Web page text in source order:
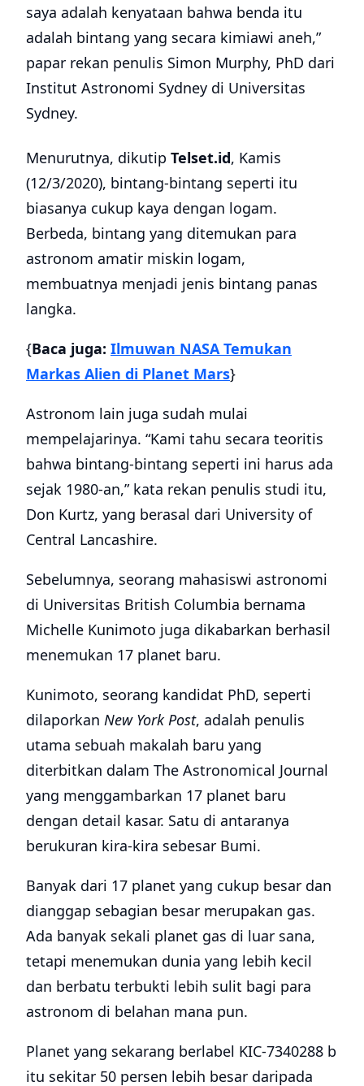
saya adalah kenyataan bahwa benda itu
adalah bintang yang secara kimiawi aneh,”
papar rekan penulis Simon Murphy, PhD dari
Institut Astronomi Sydney di Universitas
Sydney.
Menurutnya, dikutip Telset.id, Kamis
(12/3/2020), bintang-bintang seperti itu
biasanya cukup kaya dengan logam.
Berbeda, bintang yang ditemukan para
astronom amatir miskin logam,
membuatnya menjadi jenis bintang panas
langka.
{Baca juga: Ilmuwan NASA Temukan
Markas Alien di Planet Mars}
Astronom lain juga sudah mulai
mempelajarinya. “Kami tahu secara teoritis
bahwa bintang-bintang seperti ini harus ada
sejak 1980-an,” kata rekan penulis studi itu,
Don Kurtz, yang berasal dari University of
Central Lancashire.
Sebelumnya, seorang mahasiswi astronomi
di Universitas British Columbia bernama
Michelle Kunimoto juga dikabarkan berhasil
menemukan 17 planet baru.
Kunimoto, seorang kandidat PhD, seperti
dilaporkan New York Post, adalah penulis
utama sebuah makalah baru yang
diterbitkan dalam The Astronomical Journal
yang menggambarkan 17 planet baru
dengan detail kasar. Satu di antaranya
berukuran kira-kira sebesar Bumi.
Banyak dari 17 planet yang cukup besar dan
dianggap sebagian besar merupakan gas.
Ada banyak sekali planet gas di luar sana,
tetapi menemukan dunia yang lebih kecil
dan berbatu terbukti lebih sulit bagi para
astronom di belahan mana pun.
Planet yang sekarang berlabel KIC-7340288 b
itu sekitar 50 persen lebih besar daripada